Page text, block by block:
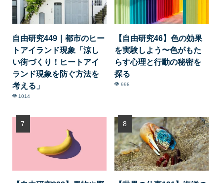
自由研究449｜都市のヒー
トアイランド現象「涼し
い街づくり！ヒートアイ
ランド現象を防ぐ方法を
考える」
1014
【自由研究46】色の効果
を実験しよう〜色がもた
らす心理と行動の秘密を
探る
998